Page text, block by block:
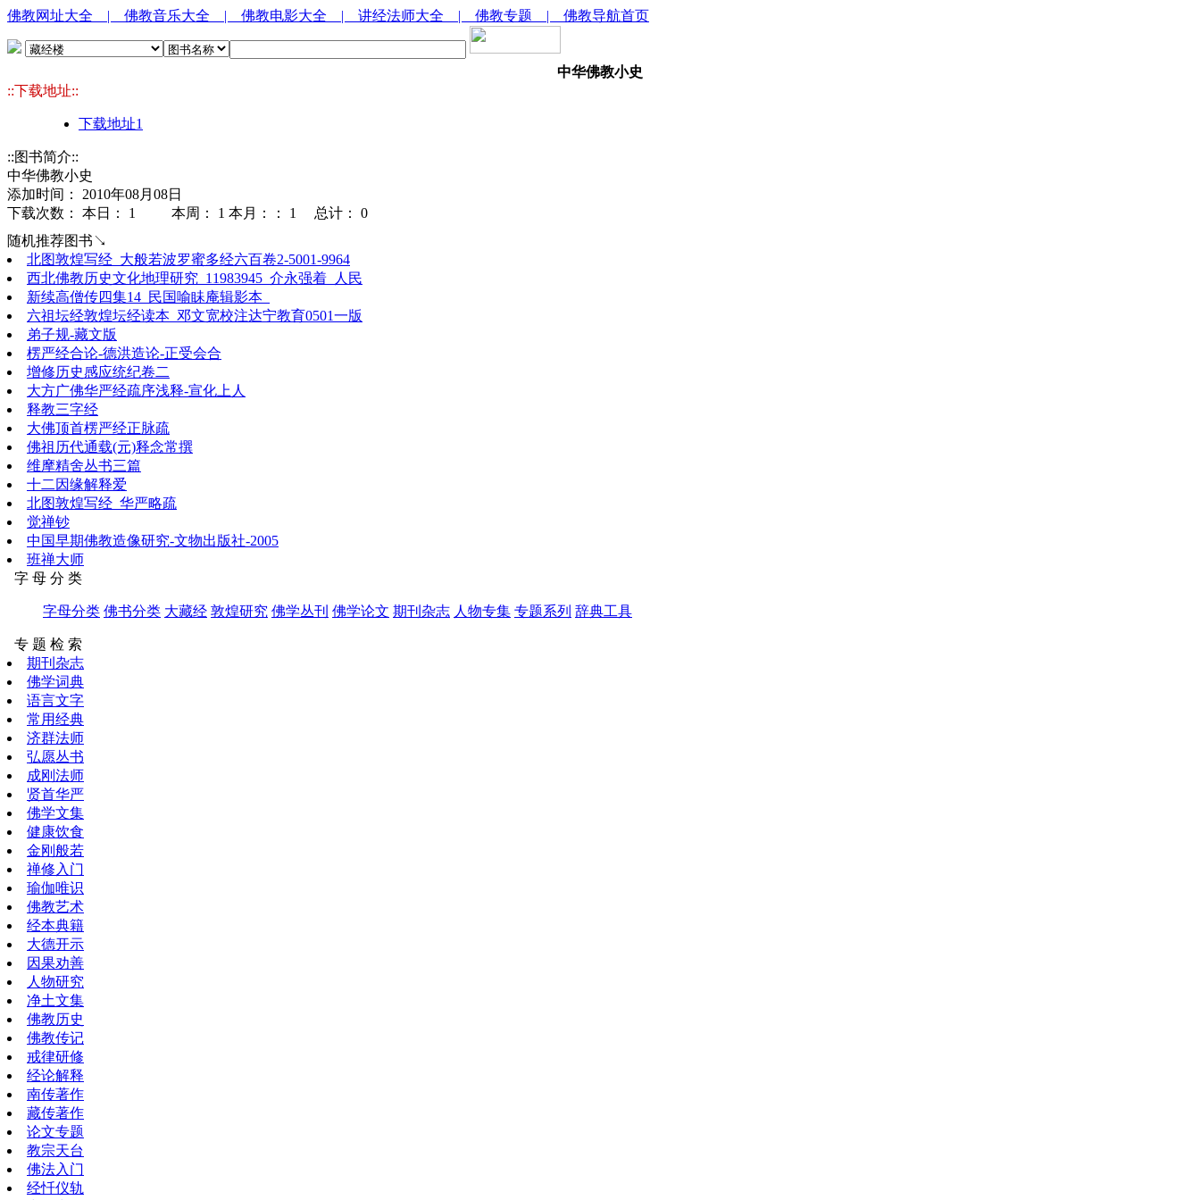
佛教网址大全 | 佛教音乐大全 | 佛教电影大全 | 讲经法师大全 | 佛教专题 | 佛教导航首页
中华佛教小史
::下载地址::
下载地址1
::图书简介::
中华佛教小史
添加时间： 2010年08月08日
下载次数： 本日： 1 本周： 1 本月：： 1 总计： 0
随机推荐图书↘
北图敦煌写经_大般若波罗蜜多经六百卷2-5001-9964
西北佛教历史文化地理研究_11983945_介永强着_人民
新续高僧传四集14_民国喻眛庵辑影本_
六祖坛经敦煌坛经读本_邓文宽校注达宁教育0501一版
弟子规-藏文版
楞严经合论-德洪造论-正受会合
增修历史感应统纪卷二
大方广佛华严经疏序浅释-宣化上人
释教三字经
大佛顶首楞严经正脉疏
佛祖历代通载(元)释念常撰
维摩精舍丛书三篇
十二因缘解释爱
北图敦煌写经_华严略疏
觉禅钞
中国早期佛教造像研究-文物出版社-2005
班禅大师
字 母 分 类
字母分类 佛书分类 大藏经 敦煌研究 佛学丛刊 佛学论文 期刊杂志 人物专集 专题系列 辞典工具
专 题 检 索
期刊杂志
佛学词典
语言文字
常用经典
济群法师
弘愿丛书
成刚法师
贤首华严
佛学文集
健康饮食
金刚般若
禅修入门
瑜伽唯识
佛教艺术
经本典籍
大德开示
因果劝善
人物研究
净土文集
佛教历史
佛教传记
戒律研修
经论解释
南传著作
藏传著作
论文专题
教宗天台
佛法入门
经忏仪轨